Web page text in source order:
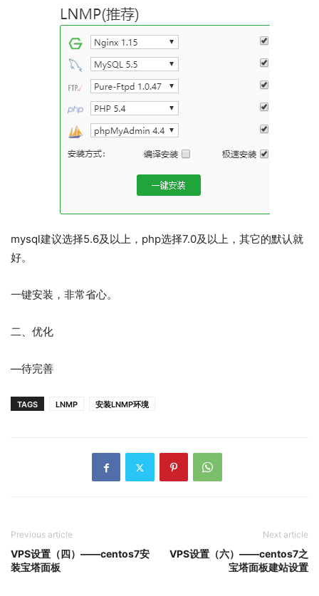
mysql建议选择5.6及以上，php选择7.0及以上，其它的默认就
好。
一键安装，非常省心。
二、优化
—待完善
TAGS LNMP 安装LNMP环境
Previous article
VPS设置（四）——centos7安
装宝塔面板
Next article
VPS设置（六）——centos7之
宝塔面板建站设置